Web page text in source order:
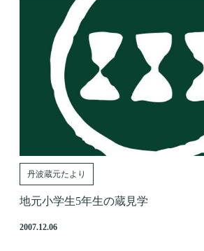
丹波蔵元たより
地元小学生5年生の蔵見学
2007.12.06